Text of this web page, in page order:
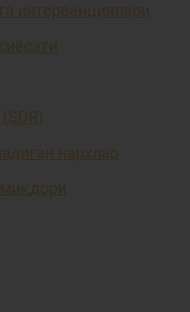
интервенциялари
нархлар